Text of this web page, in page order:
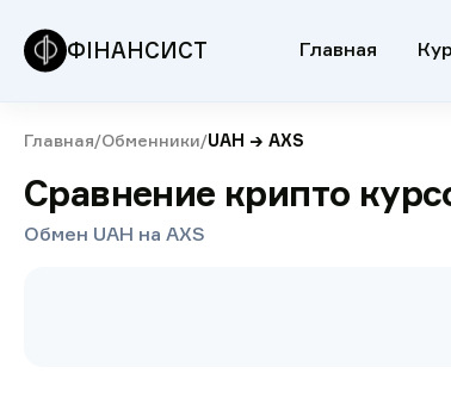
Главная
ФІНАНСИСТ
Главная/Обменники/UAH → AXS
Сравнение крипто
Обмен UAH на AXS